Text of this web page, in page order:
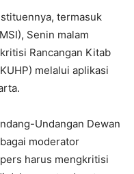
termasuk
Senin malam
Rancangan Kitab
melalui aplikasi
Undangan Dewan
moderator
harus mengkritisi